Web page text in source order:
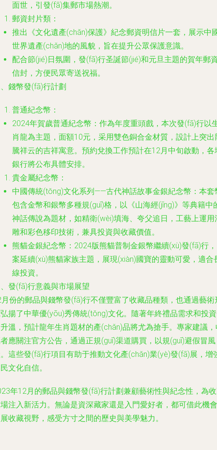
面世，引發(fā)集郵市場熱潮。
郵資封片類：
推出《文化遺產(chǎn)保護》紀念郵資明信片一套，展示中
世界遺產(chǎn)地的風貌，旨在提升公眾保護意識。
配合節(jié)日氛圍，發(fā)行圣誕節(jié)和元旦主題的賀年郵
信封，方便民眾寄送祝福。
錢幣發(fā)行計劃
普通紀念幣：
2024年賀歲普通紀念幣：作為年度重頭戲，本次發(fā)行以
肖龍為主題，面額10元，采用雙色銅合金材質，設計上突出
騰祥云的吉祥寓意。預約兌換工作預計在12月中旬啟動，各
銀行將公布具體安排。
貴金屬紀念幣：
中國傳統(tǒng)文化系列——古代神話故事金銀紀念幣：本套
包含金幣和銀幣多種規(guī)格，以《山海經(jīng)》等典籍中
神話傳說為題材，如精衛(wèi)填海、夸父追日，工藝上運用
雕和彩色移印技術，兼具投資與收藏價值。
熊貓金銀紀念幣：2024版熊貓普制金銀幣繼續(xù)發(fā)行
案延續(xù)熊貓家族主題，展現(xiàn)國寶的靈動可愛，適合
線投資。
發(fā)行意義與市場展望
份的郵品與錢幣發(fā)行不僅豐富了收藏品種類，也通過藝術
揚了中華優(yōu)秀傳統(tǒng)文化。隨著年終禮品需求和投
溫，預計龍年生肖題材的產(chǎn)品將尤為搶手。專家建議
應關注官方公告，通過正規(guī)渠道購買，以規(guī)避假冒風
這些發(fā)行項目有助于推動文化產(chǎn)業(yè)發(fā)展，增
文化自信。
年12月的郵品與錢幣發(fā)行計劃兼顧藝術性與紀念性，為
注入新活力。無論是資深藏家還是入門愛好者，都可借此機會
收藏視野，感受方寸之間的歷史與美學魅力。